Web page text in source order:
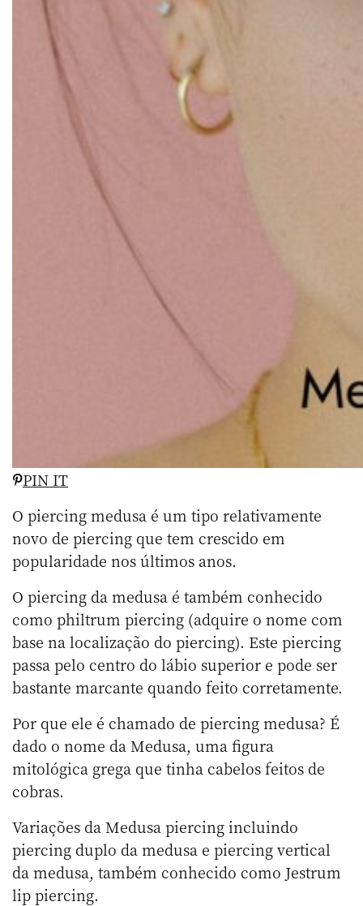
PIN IT
O piercing medusa é um tipo relativamente
novo de piercing que tem crescido em
popularidade nos últimos anos.
O piercing da medusa é também conhecido
como philtrum piercing (adquire o nome com
base na localização do piercing). Este piercing
passa pelo centro do lábio superior e pode ser
bastante marcante quando feito corretamente.
Por que ele é chamado de piercing medusa? É
dado o nome da Medusa, uma figura
mitológica grega que tinha cabelos feitos de
cobras.
Variações da Medusa piercing incluindo
piercing duplo da medusa e piercing vertical
da medusa, também conhecido como Jestrum
lip piercing.